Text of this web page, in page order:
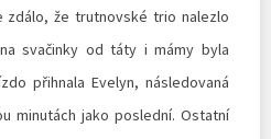
zdálo, že trutnovské trio nalezlo
svačinky od táty i mámy byla
přihnala Evelyn, následovaná
minutách jako poslední. Ostatní